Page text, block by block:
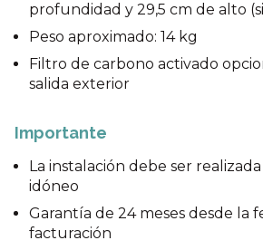
profundidad y 29,5 cm de alto
Peso aproximado: 14 kg
Filtro de carbono activado
salida exterior
Importante
La instalación debe ser
idóneo
Garantía de 24 meses desde la
facturación